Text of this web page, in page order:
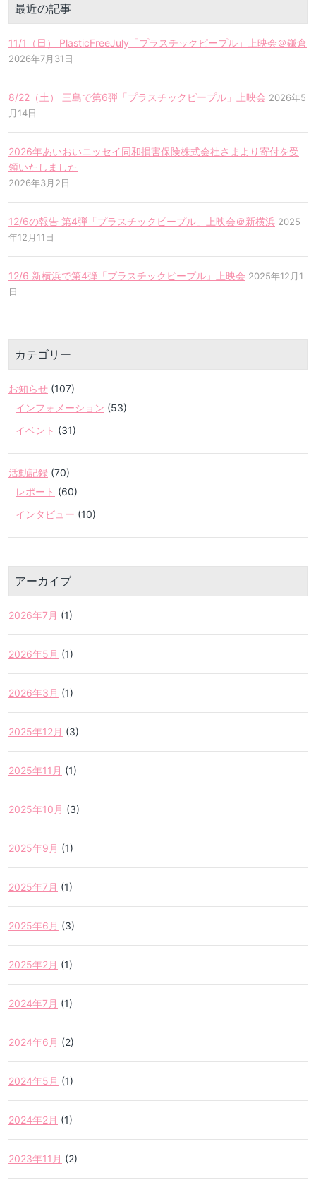
最近の記事
11/1（日） PlasticFreeJuly「プラスチックピープル」上映会＠鎌倉
2026年7月31日
8/22（土） 三島で第6弾「プラスチックピープル」上映会 2026年5
月14日
2026年あいおいニッセイ同和損害保険株式会社さまより寄付を受
領いたしました
2026年3月2日
12/6の報告 第4弾「プラスチックピープル」上映会＠新横浜 2025
年12月11日
12/6 新横浜で第4弾「プラスチックピープル」上映会 2025年12月1
日
カテゴリー
お知らせ (107)
インフォメーション (53)
イベント (31)
活動記録 (70)
レポート (60)
インタビュー (10)
アーカイブ
2026年7月 (1)
2026年5月 (1)
2026年3月 (1)
2025年12月 (3)
2025年11月 (1)
2025年10月 (3)
2025年9月 (1)
2025年7月 (1)
2025年6月 (3)
2025年2月 (1)
2024年7月 (1)
2024年6月 (2)
2024年5月 (1)
2024年2月 (1)
2023年11月 (2)